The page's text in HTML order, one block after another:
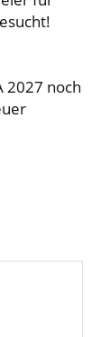
2027 noch